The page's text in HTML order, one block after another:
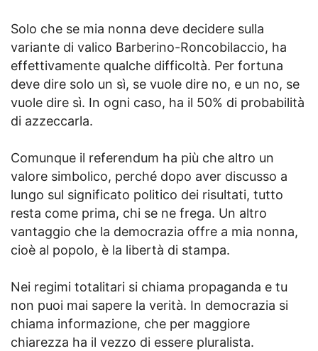
Solo che se mia nonna deve decidere sulla
variante di valico Barberino-Roncobilaccio, ha
effettivamente qualche difficoltà. Per fortuna
deve dire solo un sì, se vuole dire no, e un no, se
vuole dire sì. In ogni caso, ha il 50% di probabilità
di azzeccarla.
Comunque il referendum ha più che altro un
valore simbolico, perché dopo aver discusso a
lungo sul significato politico dei risultati, tutto
resta come prima, chi se ne frega. Un altro
vantaggio che la democrazia offre a mia nonna,
cioè al popolo, è la libertà di stampa.
Nei regimi totalitari si chiama propaganda e tu
non puoi mai sapere la verità. In democrazia si
chiama informazione, che per maggiore
chiarezza ha il vezzo di essere pluralista.